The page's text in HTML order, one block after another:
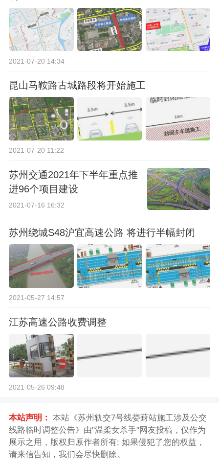
2021-07-20 14:34
昆山马鞍路古城路段将开始施工
2021-07-20 11:22
苏州交通2021年下半年重点推
进96个项目建设
2021-07-16 16:32
苏州绕城S48沪宜高速公路 将进行半幅封闭
2021-05-27 14:57
江苏高速公路收费调整
2021-05-26 09:48
本站声明： 本站《苏州轨交7号线娄葑站施工涉及公交
线路临时调整公告》由"温柔女杀手"网友投稿，仅作为
展示之用，版权归原作者所有; 如果侵犯了您的权益，
请来信告知，我们会尽快删除。